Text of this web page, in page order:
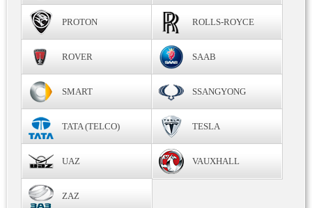
PROTON ROLLS-ROYCE
ROVER SAAB
SMART SSANGYONG
TATA (TELCO) TESLA
UAZ VAUXHALL
ZAZ